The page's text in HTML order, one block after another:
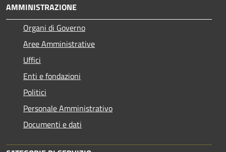
AMMINISTRAZIONE
Organi di Governo
Aree Amministrative
Uffici
Enti e fondazioni
Politici
Personale Amministrativo
Documenti e dati